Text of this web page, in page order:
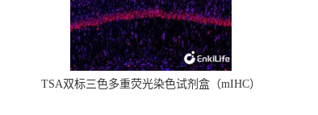
TSA双标三色多重荧光染色试剂盒（mIHC）